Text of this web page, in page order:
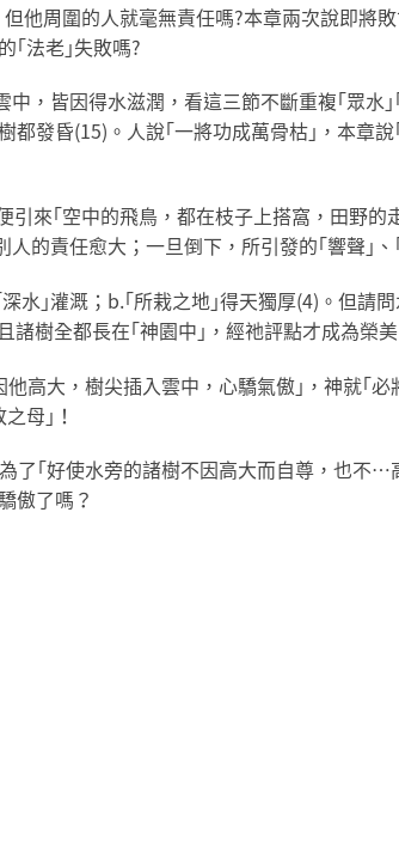
他周圍的人就毫無責任嗎?本章兩次說即將
｢法老｣失敗嗎?
，皆因得水滋潤，看這三節不斷重複｢眾水
都發昏(15)。人說｢一將功成萬骨枯｣，本章
引來｢空中的飛鳥，都在枝子上搭窩，田野的
人的責任愈大；一旦倒下，所引發的｢響聲｣
水｣灌溉；b.｢所栽之地｣得天獨厚(4)。但請
樹全都長在｢神園中｣，經祂評點才成為榮
高大，樹尖插入雲中，心驕氣傲｣，神就｢
母｣！
了｢好使水旁的諸樹不因高大而自尊，也不
傲了嗎？